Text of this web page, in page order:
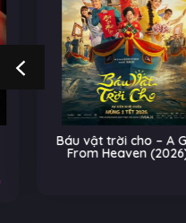
Báu vật trời cho – A Gift
From Heaven (2026)